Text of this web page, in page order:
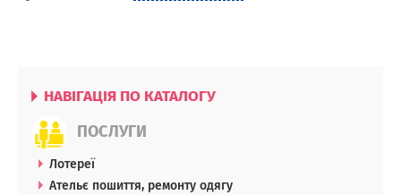
НАВІГАЦІЯ ПО КАТАЛОГУ
ПОСЛУГИ
Лотереї
Ательє пошиття, ремонту одягу